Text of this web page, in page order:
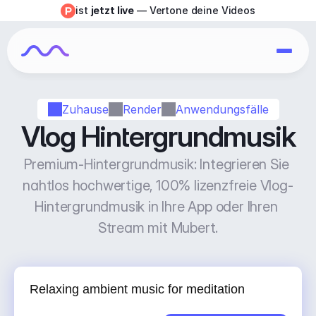
Zuhause Render Anwendungsfälle
Vlog Hintergrundmusik
Premium-Hintergrundmusik: Integrieren Sie
nahtlos hochwertige, 100% lizenzfreie Vlog-
Hintergrundmusik in Ihre App oder Ihren
Stream mit Mubert.
ist jetzt live — Vertone deine Videos